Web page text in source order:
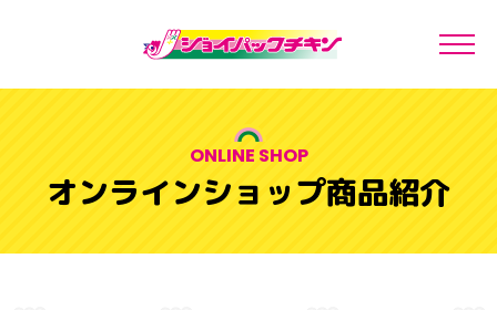
オンラインショップ商品紹介